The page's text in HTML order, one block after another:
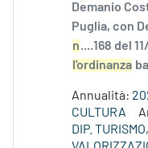
Demanio
Puglia, con
n....168 del
l'ordinanza
Annualità:
CULTURA
DIP.